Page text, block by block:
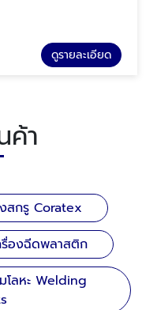
ดูรายละเอียด
ค้า
สกรู Coratex
รื่องฉีดพลาสติก
โลหะ Welding